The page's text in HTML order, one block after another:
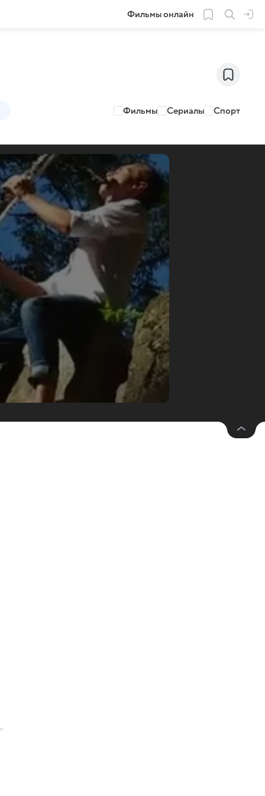
Фильмы онлайн
Фильмы Сериалы Спорт